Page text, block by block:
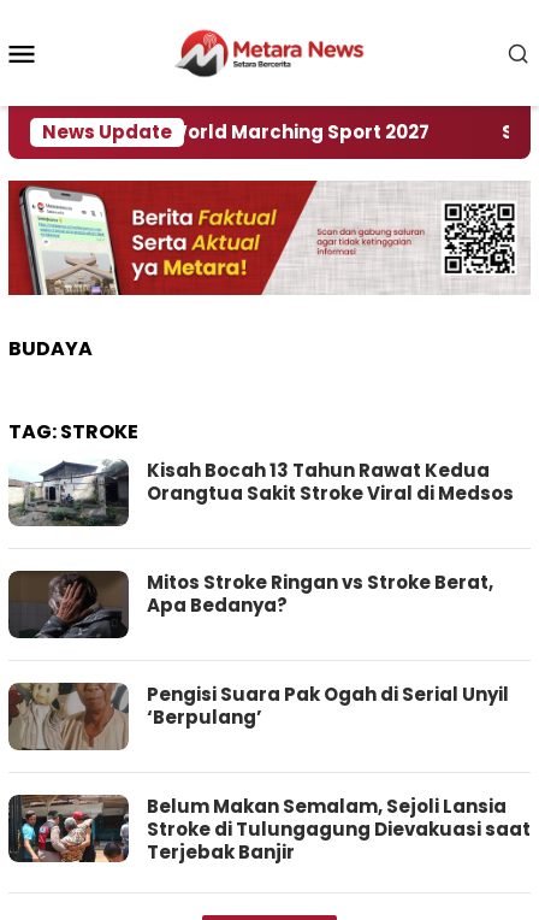
konten
News Update
Rumah World Marching Sport 2027 ‎Soal
BUDAYA
TAG:STROKE
Kisah Bocah 13 Tahun Rawat Kedua
Orangtua Sakit Stroke Viral di Medsos
Mitos Stroke Ringan vs Stroke Berat,
Apa Bedanya?
Pengisi Suara Pak Ogah di Serial Unyil
‘Berpulang’
Belum Makan Semalam, Sejoli Lansia
Stroke di Tulungagung Dievakuasi saat
Terjebak Banjir